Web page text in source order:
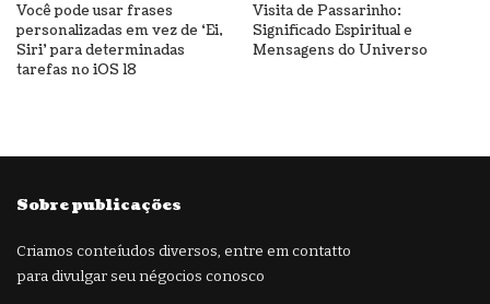
Você pode usar frases
personalizadas em vez de ‘Ei,
Siri’ para determinadas
tarefas no iOS 18
Visita de Passarinho:
Significado Espiritual e
Mensagens do Universo
Sobre publicações
Criamos conteíudos diversos, entre em contatto
para divulgar seu négocios conosco